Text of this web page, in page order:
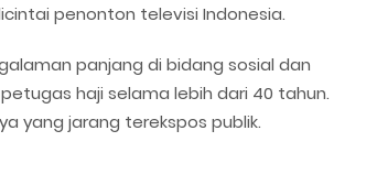
penonton televisi Indonesia.
panjang di bidang sosial dan
haji selama lebih dari 40 tahun.
yang jarang terekspos publik.